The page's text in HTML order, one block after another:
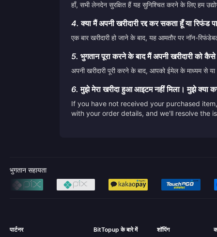
हाँ, सभी लेनदेन सुरक्षित हैं यह सुनिश्चित करने के लिए हम
4. क्या मैं अपनी खरीदारी रद्द कर सकता हूँ या रिफंड
एक बार खरीदारी हो जाने के बाद, यह आमतौर पर नॉन-
5. भुगतान पूरा करने के बाद मैं अपनी खरीदारी को
अपनी खरीदारी पूरी करने के बाद, आपको ईमेल के माध्यम से
6. मुझे मेरा खरीदा हुआ आइटम नहीं मिला। मुझे क्या
If you have not received your purchased
with your order details, and we'll resolve the
भुगतान सहायता
पार्टनर BitTopup के बारे में शॉपिंग